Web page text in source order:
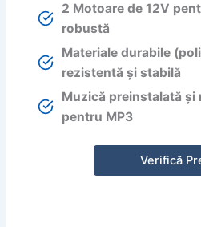
2 Motoare de 12V
robustă
Materiale durabile
rezistentă și stabilă
Muzică preinstalată și
pentru MP3
Verifică